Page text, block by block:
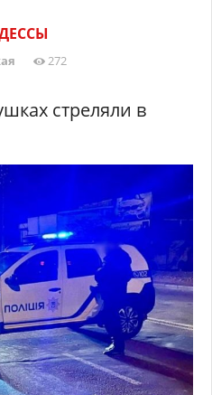
272
стреляли в